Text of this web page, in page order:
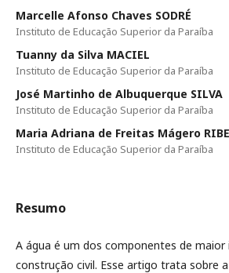
Marcelle Afonso Chaves SODRÉ
Instituto de Educação Superior da Paraíba
Tuanny da Silva MACIEL
Instituto de Educação Superior da Paraíba
José Martinho de Albuquerque SILVA
Instituto de Educação Superior da Paraíba
Maria Adriana de Freitas Mágero
Instituto de Educação Superior da Paraíba
Resumo
A água é um dos componentes de
construção civil. Esse artigo trata sobre